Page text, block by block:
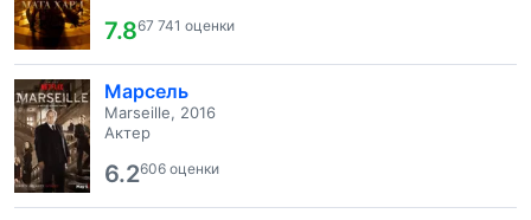
7.867 741 оценки
Марсель
Marseille, 2016
Актер
6.2606 оценки